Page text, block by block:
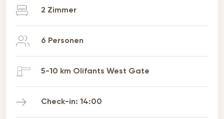
2 Zimmer
6 Personen
5-10 km Olifants West Gate
Check-in: 14:00